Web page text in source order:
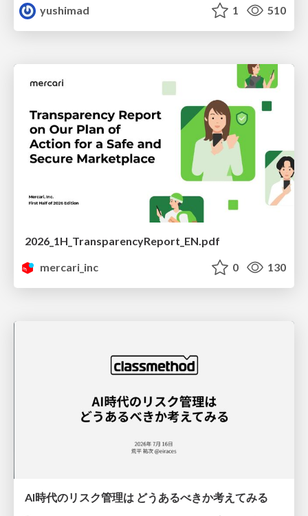
yushimad 1 510
2026_1H_TransparencyReport_EN.pdf
mercari_inc
0 130
AI時代のリスク管理は どうあるべきか考えてみる